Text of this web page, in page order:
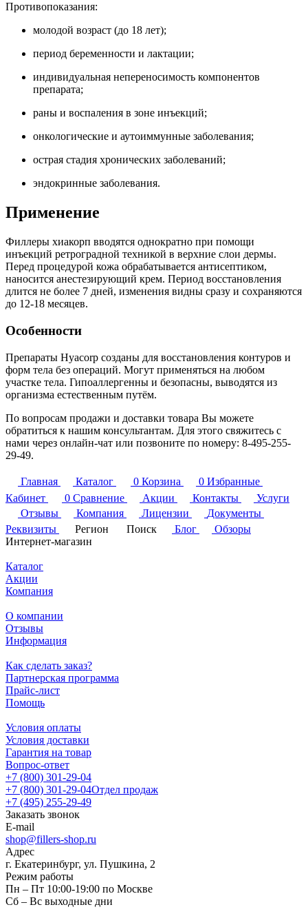
Противопоказания:
молодой возраст (до 18 лет);
период беременности и лактации;
индивидуальная непереносимость компонентов
препарата;
раны и воспаления в зоне инъекций;
онкологические и аутоиммунные заболевания;
острая стадия хронических заболеваний;
эндокринные заболевания.
Применение
Филлеры хиакорп вводятся однократно при помощи
инъекций ретроградной техникой в верхние слои дермы.
Перед процедурой кожа обрабатывается антисептиком,
наносится анестезирующий крем. Период восстановления
длится не более 7 дней, изменения видны сразу и сохраняются
до 12-18 месяцев.
Особенности
Препараты Hyacorp созданы для восстановления контуров и
форм тела без операций. Могут применяться на любом
участке тела. Гипоаллергенны и безопасны, выводятся из
организма естественным путём.
По вопросам продажи и доставки товара Вы можете
обратиться к нашим консультантам. Для этого свяжитесь с
нами через онлайн-чат или позвоните по номеру: 8-495-255-
29-49.
Главная Каталог 0 Корзина 0 Избранные
Кабинет
0 Сравнение Акции Контакты
Услуги
Отзывы
Компания Лицензии
Документы
Реквизиты
Регион Поиск Блог
Обзоры
Интернет-магазин
Каталог
Акции
Компания
О компании
Отзывы
Информация
Как сделать заказ?
Партнерская программа
Прайс-лист
Помощь
Условия оплаты
Условия доставки
Гарантия на товар
Вопрос-ответ
+7 (800) 301-29-04
+7 (800) 301-29-04Отдел продаж
+7 (495) 255-29-49
Заказать звонок
E-mail
shop@fillers-shop.ru
Адрес
г. Екатеринбург, ул. Пушкина, 2
Режим работы
Пн – Пт 10:00-19:00 по Москве
Сб – Вс выходные дни